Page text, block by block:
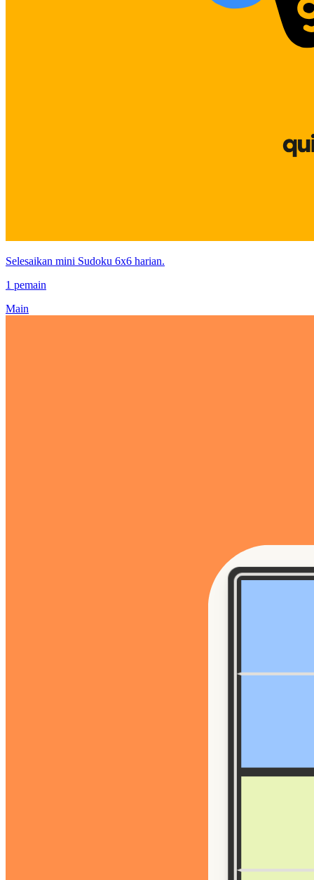
Selesaikan mini Sudoku 6x6 harian.
1 pemain
Main